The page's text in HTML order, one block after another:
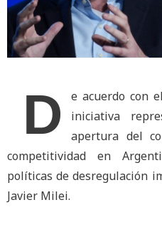
D
e acuerdo con
iniciativa
apertura del
competitividad en
políticas de desregulación
Javier Milei.